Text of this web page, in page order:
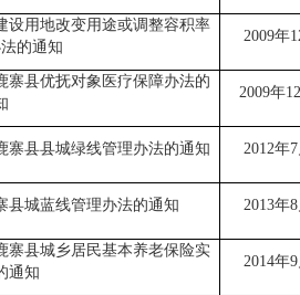
设用地改变用途或调整容积率
的通知
2009年
寨县优抚对象医疗保障办法的
2009年12
寨县县城绿线管理办法的通知 2012年7
县城蓝线管理办法的通知 2013年8
寨县城乡居民基本养老保险实
通知
2014年9